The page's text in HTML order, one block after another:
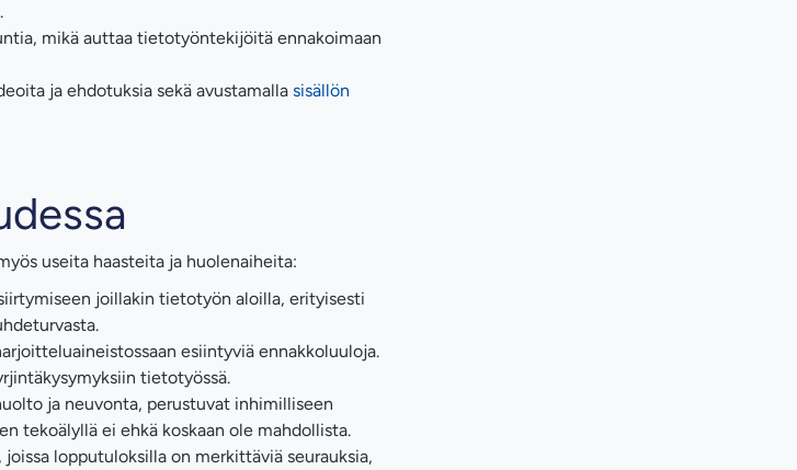
mikä auttaa tietotyöntekijöitä ennakoimaan
ja ehdotuksia sekä avustamalla sisällön
useita haasteita ja huolenaiheita:
joillakin tietotyön aloilla, erityisesti
esiintyviä ennakkoluuloja.
tietotyössä.
ja neuvonta, perustuvat inhimilliseen
tekoälyllä ei ehkä koskaan ole mahdollista.
lopputuloksilla on merkittäviä seurauksia,